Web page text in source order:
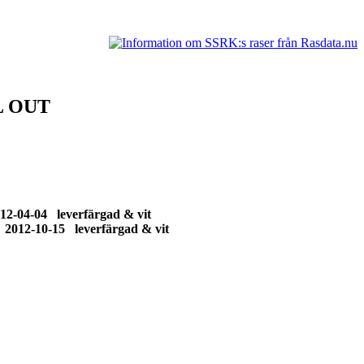
OUT
04-04 leverfärgad & vit
2012-10-15 leverfärgad & vit